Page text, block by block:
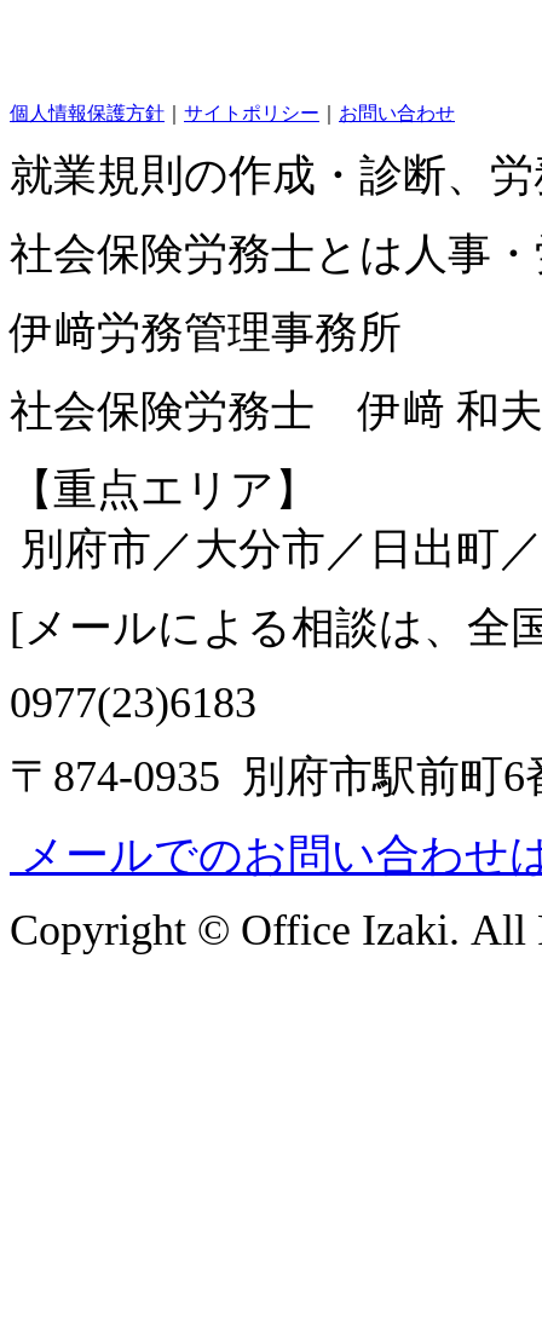
個人情報保護方針 サイトポリシー お問い合わせ
就業規則の作成・診断、
社会保険労務士とは人事
伊﨑労務管理事務所
社会保険労務士 伊﨑 和夫
【重点エリア】
別府市／大分市／日出町
[メールによる相談は、全
0977(23)6183
〒874-0935 別府市駅前町
メールでのお問い合わせ
Copyright © Office Izaki. All